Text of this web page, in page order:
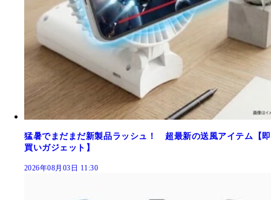
猛暑でまだまだ新製品ラッシュ！ 超最新の送風アイテム【即
買いガジェット】
2026年08月03日 11:30